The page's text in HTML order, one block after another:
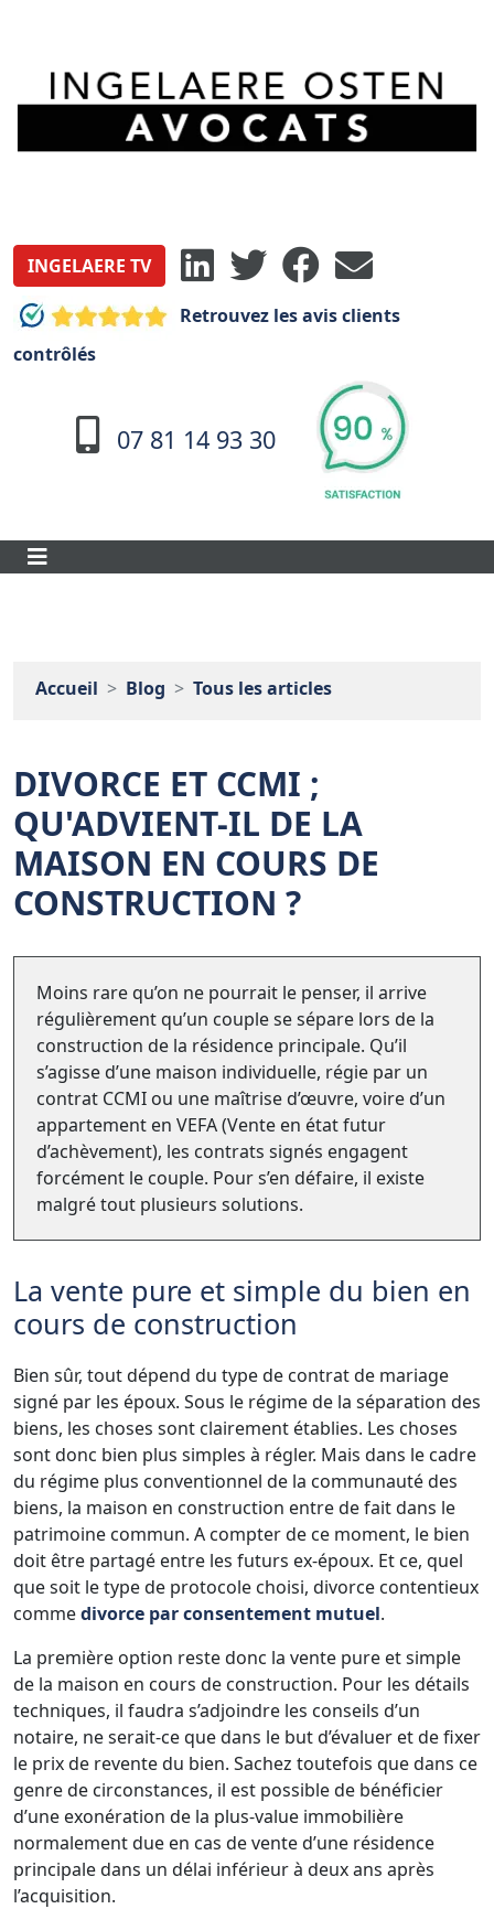
INGELAERE TV
Retrouvez les avis clients
contrôlés
07 81 14 93 30
Accueil Blog Tous les articles
DIVORCE ET CCMI ;
QU'ADVIENT-IL DE LA
MAISON EN COURS DE
CONSTRUCTION ?
Moins rare qu’on ne pourrait le penser, il arrive
régulièrement qu’un couple se sépare lors de la
construction de la résidence principale. Qu’il
s’agisse d’une maison individuelle, régie par un
contrat CCMI ou une maîtrise d’œuvre, voire d’un
appartement en VEFA (Vente en état futur
d’achèvement), les contrats signés engagent
forcément le couple. Pour s’en défaire, il existe
malgré tout plusieurs solutions.
La vente pure et simple du bien en
cours de construction
Bien sûr, tout dépend du type de contrat de mariage
signé par les époux. Sous le régime de la séparation des
biens, les choses sont clairement établies. Les choses
sont donc bien plus simples à régler. Mais dans le cadre
du régime plus conventionnel de la communauté des
biens, la maison en construction entre de fait dans le
patrimoine commun. A compter de ce moment, le bien
doit être partagé entre les futurs ex-époux. Et ce, quel
que soit le type de protocole choisi, divorce contentieux
commedivorce par consentement mutuel.
La première option reste donc la vente pure et simple
de la maison en cours de construction. Pour les détails
techniques, il faudra s’adjoindre les conseils d’un
notaire, ne serait-ce que dans le but d’évaluer et de fixer
le prix de revente du bien. Sachez toutefois que dans ce
genre de circonstances, il est possible de bénéficier
d’une exonération de la plus-value immobilière
normalement due en cas de vente d’une résidence
principale dans un délai inférieur à deux ans après
l’acquisition.